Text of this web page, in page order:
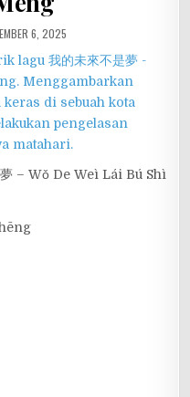
6, 2025
– Wǒ De Weì Lái Bú Shì